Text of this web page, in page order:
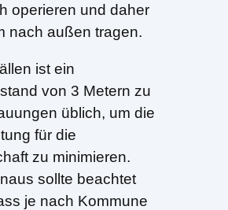
operieren und daher
nach außen tragen.
ist ein
von 3 Metern zu
üblich, um die
für die
zu minimieren.
sollte beachtet
je nach Kommune